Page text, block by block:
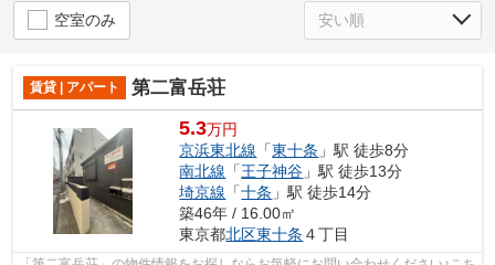
空室のみ
賃貸 | アパート 第二富岳荘
5.3万円
京浜東北線 「東十条 」駅 徒歩8分
南北線 「王子神谷 」駅 徒歩13分
埼京線 「十条 」駅 徒歩14分
築46年 / 16.00㎡
東京都北区東十条 ４丁目